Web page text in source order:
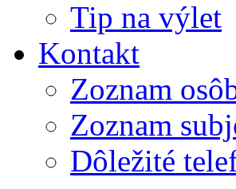
Tip na výlet
Kontakt
Zoznam
Zoznam
Dôležité